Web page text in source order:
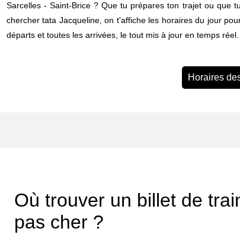
Sarcelles - Saint-Brice ? Que tu prépares ton trajet ou que
chercher tata Jacqueline, on t'affiche les horaires du jour
départs et toutes les arrivées, le tout mis à jour en temps réel.
Horaires
Où trouver un billet de
pas cher ?